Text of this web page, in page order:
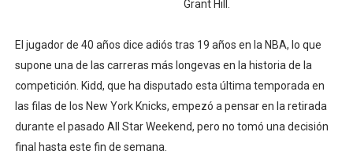
Mundial de piragüismo slalom 2026 (Oklahoma City,
Tour de Francia masculino 2026 - Tadej Pogacar
Mundial de Fórmula 1 2026 - Lando Norris consigue
Grant Hill.
El jugador de 40 años dice adiós tras 19 años en la NBA, lo que
supone una de las carreras más longevas en la historia de la
competición. Kidd, que ha disputado esta última temporada en
las filas de los New York Knicks, empezó a pensar en la retirada
durante el pasado All Star Weekend, pero no tomó una decisión
final hasta este fin de semana.